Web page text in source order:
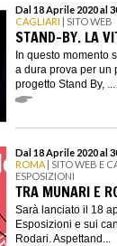
Dal 18 Aprile 2020 al
CAGLIARI | SITO WEB
STAND-BY. LA
In questo momento
a dura prova per un
progetto Stand By, ...
Dal 18 Aprile 2020 al
ROMA | SITO WEB E
ESPOSIZIONI
TRA MUNARI E
Sarà lanciato il 18
Esposizioni e sui
Rodari. Aspettand...